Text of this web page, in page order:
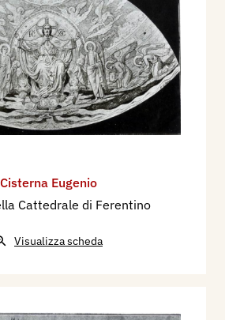
Cisterna Eugenio
Cattedrale di Ferentino
Visualizza scheda